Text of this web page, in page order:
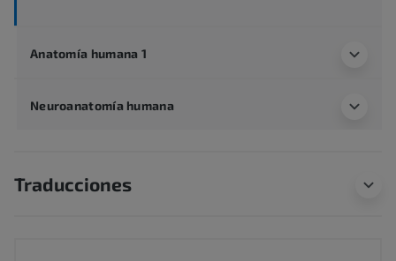
Anatomía humana 1
Neuroanatomía humana
Traducciones